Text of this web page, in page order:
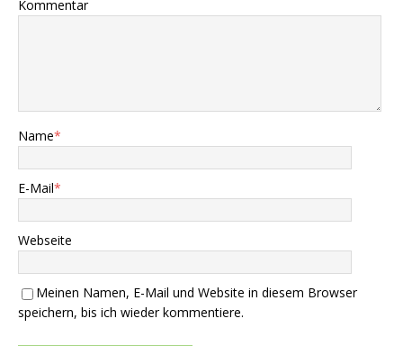
Kommentar
Name*
E-Mail*
Webseite
Meinen Namen, E-Mail und Website in diesem Browser
speichern, bis ich wieder kommentiere.